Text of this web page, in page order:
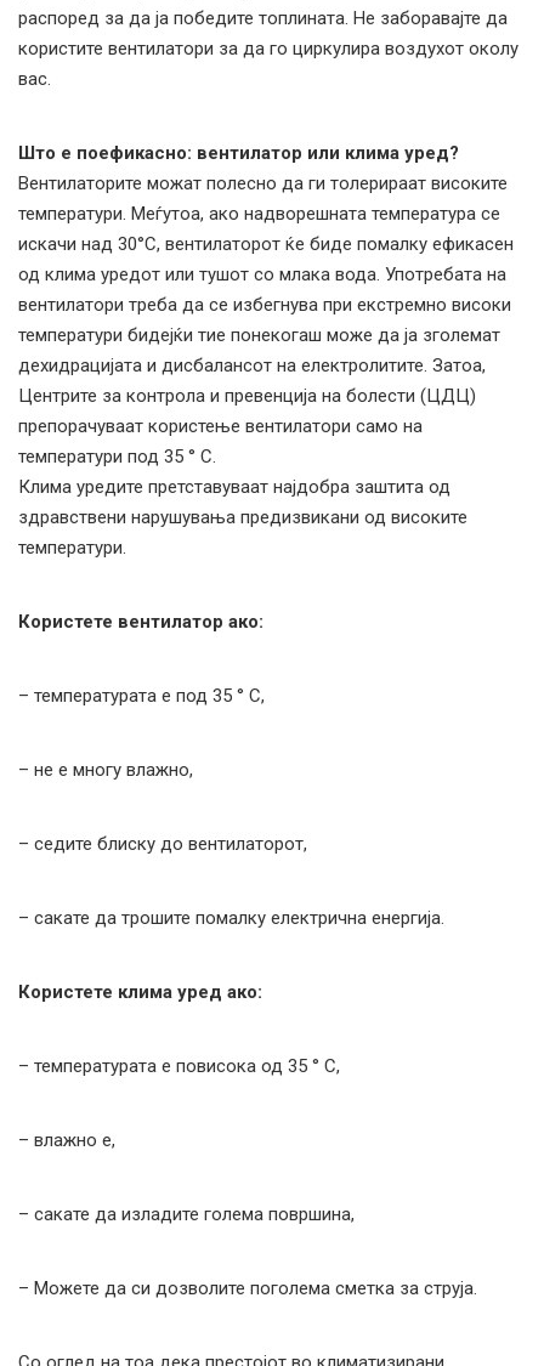
распоред за да ја победите топлината. Не заборавајте да
користите вентилатори за да го циркулира воздухот околу
вас.
Што е поефикасно: вентилатор или клима уред?
Вентилаторите можат полесно да ги толерираат високите
температури. Меѓутоа, ако надворешната температура се
искачи над 30°C, вентилаторот ќе биде помалку ефикасен
од клима уредот или тушот со млака вода. Употребата на
вентилатори треба да се избегнува при екстремно високи
температури бидејќи тие понекогаш може да ја зголемат
дехидрацијата и дисбалансот на електролитите. Затоа,
Центрите за контрола и превенција на болести (ЦДЦ)
препорачуваат користење вентилатори само на
температури под 35 ° C.
Клима уредите претставуваат најдобра заштита од
здравствени нарушувања предизвикани од високите
температури.
Користете вентилатор ако:
– температурата е под 35 ° C,
– не е многу влажно,
– седите блиску до вентилаторот,
– сакате да трошите помалку електрична енергија.
Користете клима уред ако:
– температурата е повисока од 35 ° C,
– влажно е,
– сакате да изладите голема површина,
– Можете да си дозволите поголема сметка за струја.